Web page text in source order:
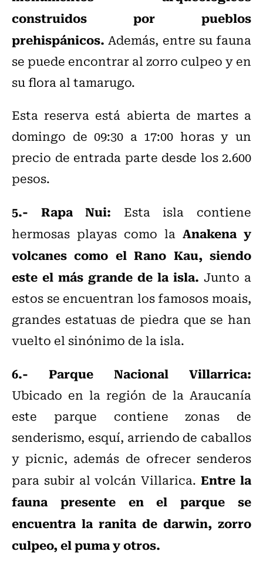
construidos por pueblos
prehispánicos. Además, entre su fauna
se puede encontrar al zorro culpeo y en
su flora al tamarugo.
Esta reserva está abierta de martes a
domingo de 09:30 a 17:00 horas y un
precio de entrada parte desde los 2.600
pesos.
5.- Rapa Nui: Esta isla contiene
hermosas playas como la Anakena y
volcanes como el Rano Kau, siendo
este el más grande de la isla. Junto a
estos se encuentran los famosos moais,
grandes estatuas de piedra que se han
vuelto el sinónimo de la isla.
6.- Parque Nacional Villarrica:
Ubicado en la región de la Araucanía
este parque contiene zonas de
senderismo, esquí, arriendo de caballos
y picnic, además de ofrecer senderos
para subir al volcán Villarica.Entre la
fauna presente en el parque se
encuentra la ranita de darwin, zorro
culpeo, el puma y otros.